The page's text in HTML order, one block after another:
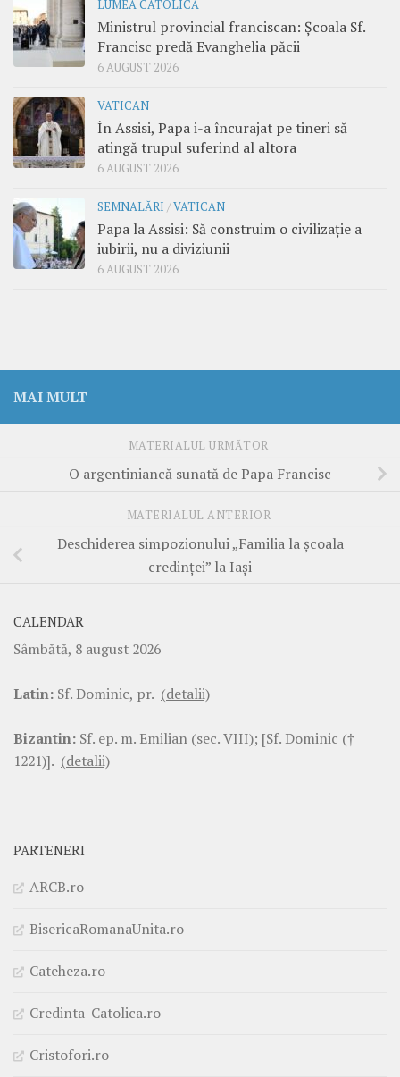
LUMEA CATOLICĂ
Ministrul provincial franciscan: Școala Sf.
Francisc predă Evanghelia păcii
6 AUGUST 2026
VATICAN
În Assisi, Papa i-a încurajat pe tineri să
atingă trupul suferind al altora
6 AUGUST 2026
SEMNALĂRI /VATICAN
Papa la Assisi: Să construim o civilizație a
iubirii, nu a diviziunii
6 AUGUST 2026
MAI MULT
MATERIALUL URMĂTOR
O argentiniancă sunată de Papa Francisc
MATERIALUL ANTERIOR
Deschiderea simpozionului „Familia la şcoala
credinţei” la Iaşi
CALENDAR
Sâmbătă, 8 august 2026
Latin: Sf. Dominic, pr. (detalii)
Bizantin: Sf. ep. m. Emilian (sec. VIII); [Sf. Dominic (†
1221)]. (detalii)
PARTENERI
ARCB.ro
BisericaRomanaUnita.ro
Cateheza.ro
Credinta-Catolica.ro
Cristofori.ro